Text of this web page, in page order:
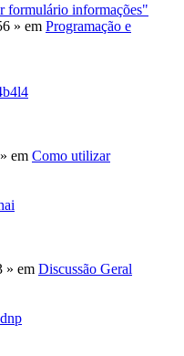
formulário informações"
» em Programação e
» em Como utilizar
» em Discussão Geral